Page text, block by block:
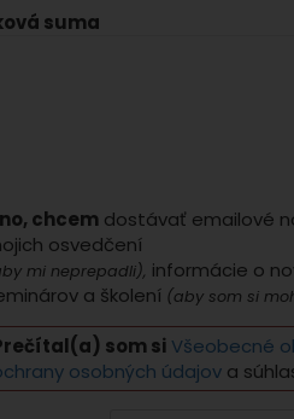
suma
chcem dostávať emailové
osvedčení
mi neprepadli), informácie o
a školení (aby som si
som si Všeobecné
osobných údajov a